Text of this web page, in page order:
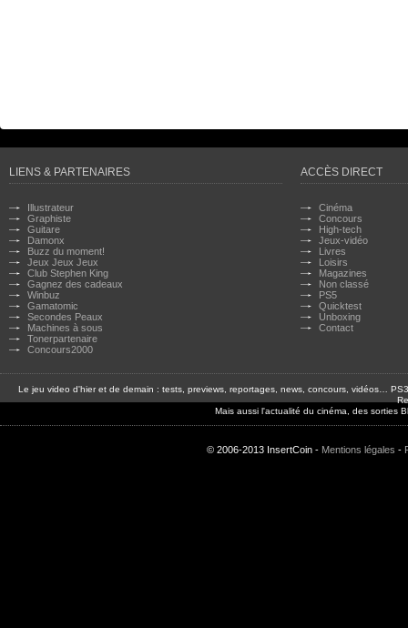
LIENS & PARTENAIRES
Illustrateur
Graphiste
Guitare
Damonx
Buzz du moment!
Jeux Jeux Jeux
Club Stephen King
Gagnez des cadeaux
Winbuz
Gamatomic
Secondes Peaux
Machines à sous
Tonerpartenaire
Concours2000
ACCÈS DIRECT
Cinéma
Concours
High-tech
Jeux-vidéo
Livres
Loisirs
Magazines
Non classé
PS5
Quicktest
Unboxing
Contact
Le jeu video d'hier et de demain : tests, previews, reportages, news, concours, vidéos…
Mais aussi l'actualité du cinéma, des sorties
© 2006-2013 InsertCoin - Mentions légales -